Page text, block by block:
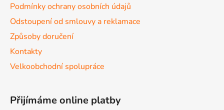
Podmínky ochrany osobních údajů
Odstoupení od smlouvy a reklamace
Způsoby doručení
Kontakty
Velkoobchodní spolupráce
Přijímáme online platby